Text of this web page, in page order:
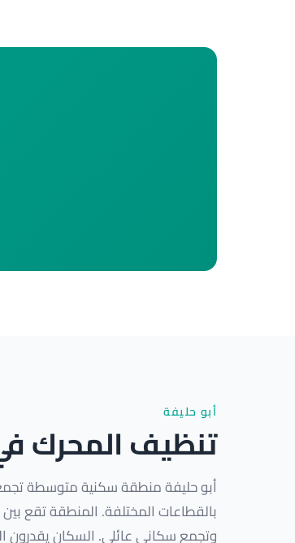
أبو حليفة
تنظيف المحرك
أبو حليفة منطقة سكنية متوسطة تجمع
بالقطاعات المختلفة. المنطقة تقع
وتجمع سكاني عائلي. السكان يقدرون